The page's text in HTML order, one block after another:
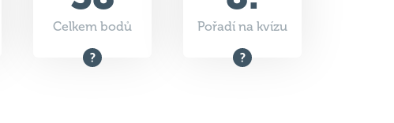
Celkem bodů Pořadí na kvízu